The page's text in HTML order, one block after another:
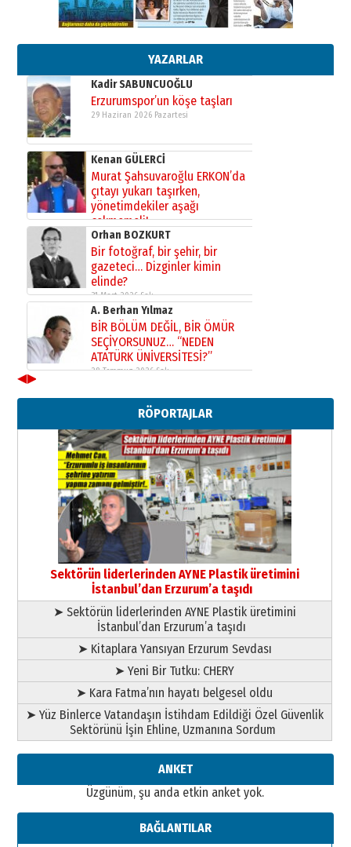
YAZARLAR
Esat BİNDESEN
Başkan Sekmen’den Erzurum’a
02 Ağustos 2026 Pazar
Kadir SABUNCUOĞLU
Erzurumspor’un köşe taşları
29 Haziran 2026 Pazartesi
Kenan GÜLERCİ
Murat Şahsuvaroğlu ERKON’da
çıtayı yukarı taşırken,
yönetimdekiler aşağı
çekmemeli!
17 Şubat 2026 SalıOrhan BOZKURT
Bir fotoğraf, bir şehir, bir
gazeteci… Dizginler kimin
elinde?
31 Mart 2026 Salı
A. Berhan Yılmaz
BİR BÖLÜM DEĞİL, BİR ÖMÜR
SEÇİYORSUNUZ… “NEDEN
ATATÜRK ÜNİVERSİTESİ?”
28 Temmuz 2026 Salı
Ahmed Yesevi’den bir Alperen…
”Reisimiz” idi… Hakka yürüdü.!
26 Mart 2026 Perşembe
Cem Bakırcı
Ardında bıraktığı hatıralarıyla
gönül adamı Faruk Terzioğlu!
13 Mayıs 2026 Çarşamba
Esat BİNDESEN
Başkan Sekmen’den Erzurum’a
bir vizyon proje daha!
02 Ağustos 2026 Pazar
◀▶
RÖPORTAJLAR
Sektörün liderlerinden AYNE Plastik üretimini
İstanbul’dan Erzurum’a taşıdı
➤ Sektörün liderlerinden AYNE Plastik üretimini
İstanbul’dan Erzurum’a taşıdı
➤ Kitaplara Yansıyan Erzurum Sevdası
➤ Yeni Bir Tutku: CHERY
➤ Kara Fatma’nın hayatı belgesel oldu
➤ Yüz Binlerce Vatandaşın İstihdam Edildiği Özel Güvenlik
Sektörünü İşin Ehline, Uzmanına Sordum
ANKET
Üzgünüm, şu anda etkin anket yok.
BAĞLANTILAR